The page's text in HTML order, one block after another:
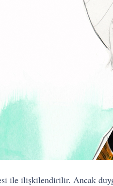
ile ilişkilendirilir. Ancak